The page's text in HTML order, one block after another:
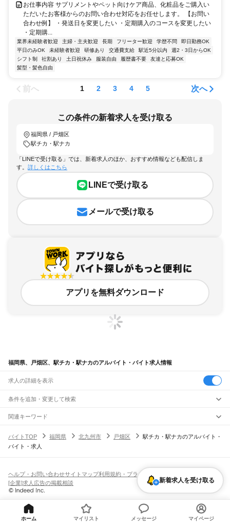
お仕事内容 サプリメントやペット向けケア商品、化粧品をご購入い
ただいたお客様からのお問い合わせ対応をお任せします。 【お問い
合わせ例】 ・発送日を変更したい ・定期購入のコースを変更したい
・定期購...
業界未経験者歓迎 主婦・主夫歓迎 長期 フリーター歓迎 学歴不問
即日勤務OK
平日のみOK
未経験者歓迎 研修あり 交通費支給 駅近5分以内
週2・3日からOK
シフト制
社割あり 土日祝休み 服装自由 履歴書不要
友達と応募OK
髪型・髪色自由
前へ 1 2 3 4 5 次へ
この条件の新着求人を受け取る
福岡県 / 戸畑区
駅チカ・駅ナカ
「LINEで受け取る」では、新着求人のほか、おすすめ情報なども配信しま
す。 詳しくはこちら
LINEで受け取る
メールで受け取る
アプリを無料ダウンロード
福岡県、戸畑区、駅チカ・駅ナカのアルバイト・バイト求人情報
求人の詳細を表示
条件を追加・変更して検索
市区町村を追加・変更
福岡県すべて
北九州市
東区博多区中央区南区西区城南区早良区
大牟田市 八女市
うきは市
朝倉市 那珂川市
鞍手郡
嘉穂郡
三井郡三潴郡八女郡 京都郡築上郡
駅を追加・変更
JR博多南線
博多駅博多南駅
門司港駅
小倉駅 九州工大前駅
スペースワールド駅
八幡駅黒崎駅 水巻駅
教育大前駅
東福間駅 千鳥駅 古賀駅 ししぶ駅 新宮中央駅
職種を追加・変更
飲食・フードサービスすべて
ホールスタッフキッチンスタッフ 精肉・鮮魚加工給食調理
パン屋（ベーカリー）
バー（BAR）・バーテンダー
営業・販売
営業・販売
テレフォンアポインター（テレアポ）
人気
日払いOK高校生歓迎 髪型・髪色自由
勤務期間
短期単発・1日OK
期間限定（春夏冬休み等）
雇用形態を追加・変更
正社員
契約社員
都道府県を変更
関連キーワード
福岡県 福岡市 博多区 博多駅 駅チカ・駅ナカ 以外
福岡県 福岡市 博多区 博多駅 駅チカ・駅ナカ 本
バイトTOP 福岡県 北九州市 戸畑区
駅チカ・駅ナカのアルバイト・
バイト・求人
新着求人を受け取る
ヘルプ・お問い合わせサイトマップ利用規約・プライバシーポリシー
[企業]求人広告の掲載相談
ホーム マイリスト メッセージ マイページ